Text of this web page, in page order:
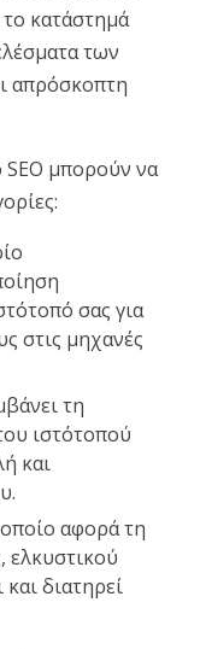
κατάστημά
των
απρόσκοπτη
μπορούν να
σας για
στις μηχανές
τη
ιστότοπού
και
αφορά τη
ελκυστικού
διατηρεί